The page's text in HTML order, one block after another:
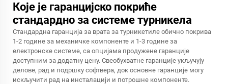
Које је гаранцијско покриће
стандардно за системе турникела
Стандардна гаранција за врата за турникетиле обично покрива
1-2 године за механичке компоненте и 1-3 године за
електронске системе, са опцијама продужене гаранције
доступним за додатну цену. Свеобухватне гаранције укључују
делове, рад и подршку софтвера, док основне гаранције могу
искључити рад на инсталацији и потрошне компоненте.